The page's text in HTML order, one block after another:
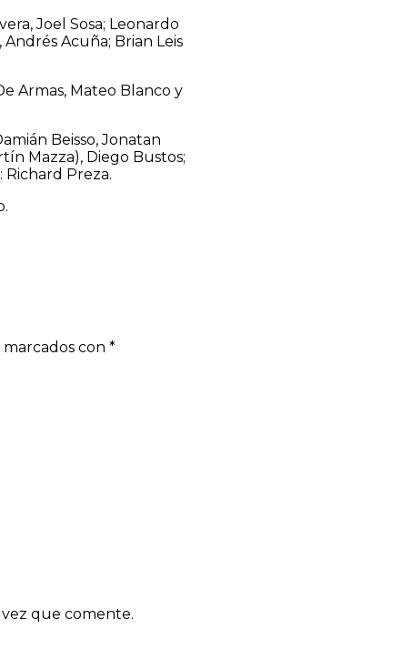
Joel Sosa; Leonardo
Andrés Acuña; Brian Leis
Armas, Mateo Blanco y
Beisso, Jonatan
Mazza), Diego Bustos;
Richard Preza.
con *
que comente.